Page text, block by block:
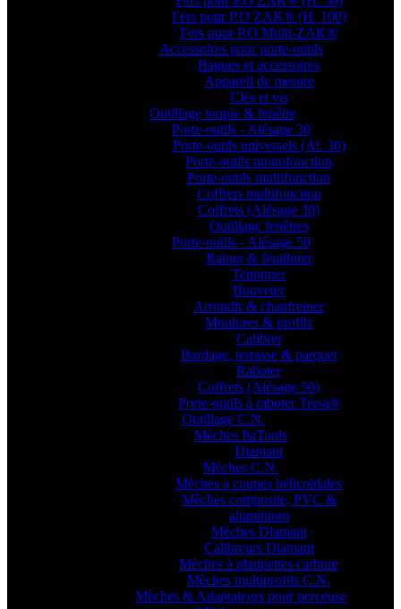
Fers pour P.O ZAK® (H. 100)
Fers pour P.O Multi-ZAK®
Accessoires pour porte-outils
Bagues et accessoires
Appareil de mesure
Clés et vis
Outillage toupie & fenêtre
Porte-outils - Alésage 30
Porte-outils universels (Al. 30)
Porte-outils monofonction
Porte-outils multifonction
Coffrets multifonction
Coffrets (Alésage 30)
Outillage fenêtres
Porte-outils - Alésage 50
Rainer & feuillurer
Tenonner
Bouveter
Arrondir & chanfreiner
Moulures & profils
Calibrer
Bardage, terrasse & parquet
Raboter
Coffrets (Alésage 50)
Porte-outils à raboter Tersa®
Outillage C.N.
Mèches ItaTools
Diamant
Mèches C.N.
Mèches à coupes hélicoïdales
Mèches composite, PVC &
aluminium
Mèches Diamant
Calibreurs Diamant
Mèches à plaquettes carbure
Mèches multiprofils C.N.
Mèches & Adaptateurs pour perceuse